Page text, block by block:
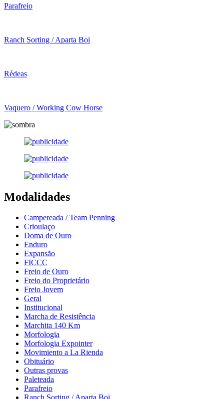
Parafreio
Ranch Sorting / Aparta Boi
Rédeas
Vaquero / Working Cow Horse
Modalidades
Campereada / Team Penning
Crioulaço
Doma de Ouro
Enduro
Expansão
FICCC
Freio de Ouro
Freio do Proprietário
Freio Jovem
Geral
Institucional
Marcha de Resistência
Marchita 140 Km
Morfologia
Morfologia Expointer
Movimiento a La Rienda
Obituário
Outras provas
Paleteada
Parafreio